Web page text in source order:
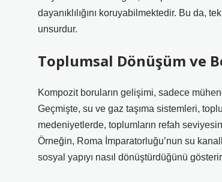
dayanıklılığını koruyabilmektedir. Bu da,
unsurdur.
Toplumsal Dönüşüm ve
Kompozit boruların gelişimi, sadece
Geçmişte, su ve gaz taşıma sistemleri,
medeniyetlerde, toplumların refah
Örneğin, Roma İmparatorluğu’nun su
sosyal yapıyı nasıl dönüştürdüğünü